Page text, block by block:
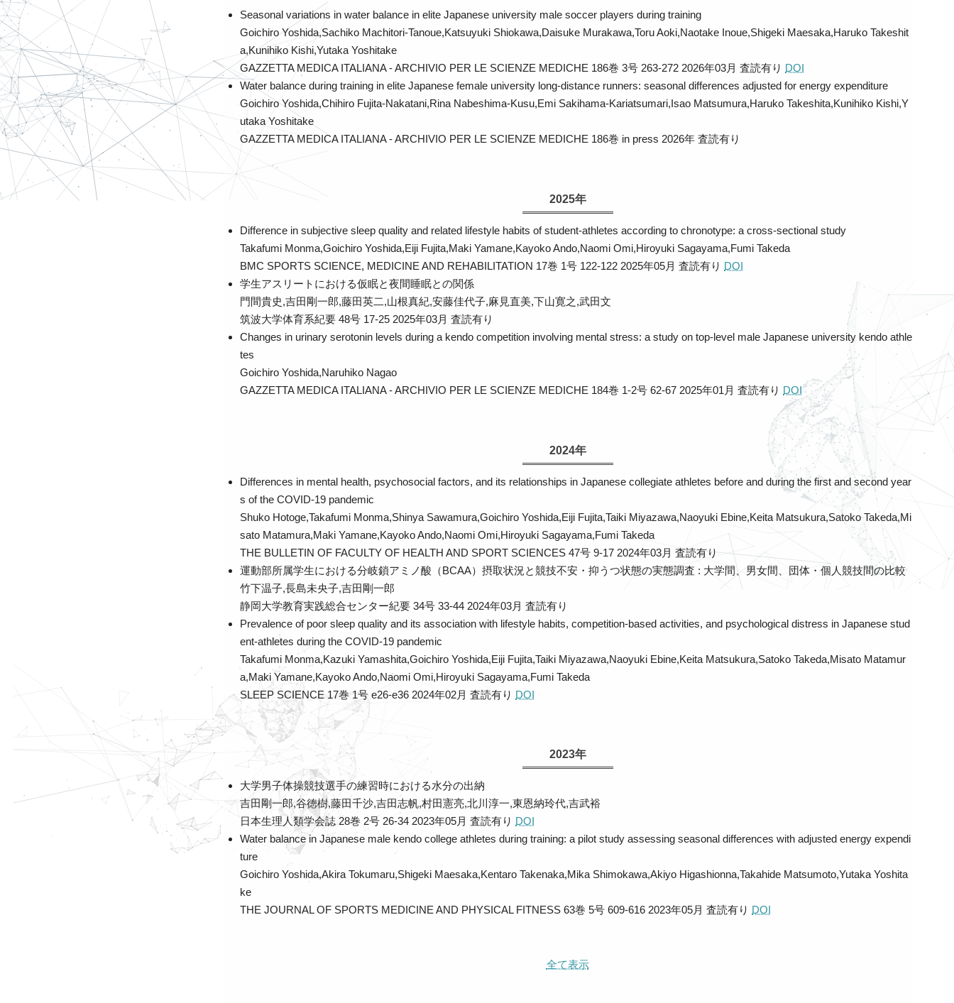
Seasonal variations in water balance in elite Japanese university male soccer players during training
Goichiro Yoshida,Sachiko Machitori-Tanoue,Katsuyuki Shiokawa,Daisuke Murakawa,Toru Aoki,Naotake Inoue,Shigeki Maesaka,Haruko Takeshit
a,Kunihiko Kishi,Yutaka Yoshitake
GAZZETTA MEDICA ITALIANA - ARCHIVIO PER LE SCIENZE MEDICHE 186巻 3号 263-272 2026年03月査読有り DOI
Water balance during training in elite Japanese female university long-distance runners: seasonal differences adjusted for energy expenditure
Goichiro Yoshida,Chihiro Fujita-Nakatani,Rina Nabeshima-Kusu,Emi Sakihama-Kariatsumari,Isao Matsumura,Haruko Takeshita,Kunihiko Kishi,Y
utaka Yoshitake
GAZZETTA MEDICA ITALIANA - ARCHIVIO PER LE SCIENZE MEDICHE 186巻 in press 2026年査読有り
2025年
Difference in subjective sleep quality and related lifestyle habits of student-athletes according to chronotype: a cross-sectional study
Takafumi Monma,Goichiro Yoshida,Eiji Fujita,Maki Yamane,Kayoko Ando,Naomi Omi,Hiroyuki Sagayama,Fumi Takeda
BMC SPORTS SCIENCE, MEDICINE AND REHABILITATION 17巻 1号 122-122 2025年05月査読有り DOI
学生アスリートにおける仮眠と夜間睡眠との関係
門間貴史,吉田剛一郎,藤田英二,山根真紀,安藤佳代子,麻見直美,下山寛之,武田文
筑波大学体育系紀要 48号 17-25 2025年03月査読有り
Changes in urinary serotonin levels during a kendo competition involving mental stress: a study on top-level male Japanese university kendo athle
tes
Goichiro Yoshida,Naruhiko Nagao
GAZZETTA MEDICA ITALIANA - ARCHIVIO PER LE SCIENZE MEDICHE 184巻 1-2号 62-67 2025年01月査読有り DOI
2024年
Differences in mental health, psychosocial factors, and its relationships in Japanese collegiate athletes before and during the first and second year
s of the COVID-19 pandemic
Shuko Hotoge,Takafumi Monma,Shinya Sawamura,Goichiro Yoshida,Eiji Fujita,Taiki Miyazawa,Naoyuki Ebine,Keita Matsukura,Satoko Takeda,Mi
sato Matamura,Maki Yamane,Kayoko Ando,Naomi Omi,Hiroyuki Sagayama,Fumi Takeda
THE BULLETIN OF FACULTY OF HEALTH AND SPORT SCIENCES 47号 9-17 2024年03月査読有り
運動部所属学生における分岐鎖アミノ酸（BCAA）摂取状況と競技不安・抑うつ状態の実態調査 : 大学間、男女間、団体・個人競技間の比較
竹下温子,長島未央子,吉田剛一郎
静岡大学教育実践総合センター紀要 34号 33-44 2024年03月査読有り
Prevalence of poor sleep quality and its association with lifestyle habits, competition-based activities, and psychological distress in Japanese stud
ent-athletes during the COVID-19 pandemic
Takafumi Monma,Kazuki Yamashita,Goichiro Yoshida,Eiji Fujita,Taiki Miyazawa,Naoyuki Ebine,Keita Matsukura,Satoko Takeda,Misato Matamur
a,Maki Yamane,Kayoko Ando,Naomi Omi,Hiroyuki Sagayama,Fumi Takeda
SLEEP SCIENCE 17巻 1号 e26-e36 2024年02月査読有り DOI
2023年
大学男子体操競技選手の練習時における水分の出納
吉田剛一郎,谷徳樹,藤田千沙,吉田志帆,村田憲亮,北川淳一,東恩納玲代,吉武裕
日本生理人類学会誌 28巻 2号 26-34 2023年05月査読有り DOI
Water balance in Japanese male kendo college athletes during training: a pilot study assessing seasonal differences with adjusted energy expendi
ture
Goichiro Yoshida,Akira Tokumaru,Shigeki Maesaka,Kentaro Takenaka,Mika Shimokawa,Akiyo Higashionna,Takahide Matsumoto,Yutaka Yoshita
ke
THE JOURNAL OF SPORTS MEDICINE AND PHYSICAL FITNESS 63巻 5号 609-616 2023年05月査読有り DOI
全て表示